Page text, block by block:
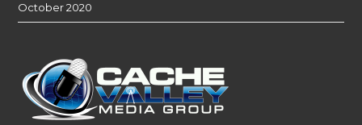
October 2020